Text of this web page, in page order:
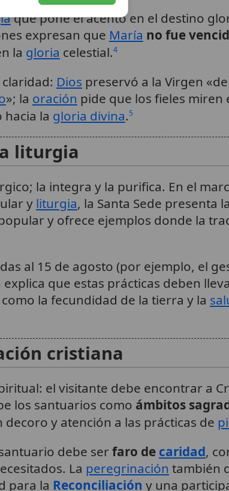
que pone el acento en el destino
expresan que María no fue
la gloria celestial.4
Dios preservó a la Virgen
»; la oración pide que los fieles miren
hacia la gloria divina.5
liturgia
la integra y la purifica. En el
y liturgia, la Santa Sede presenta
y ofrece ejemplos donde la
al 15 de agosto (por ejemplo, el
que estas prácticas deben
la fecundidad de la tierra y la
cristiana
el visitante debe encontrar a
los santuarios como ámbitos
y atención a las prácticas de
debe ser faro de caridad,
La peregrinación también
para la Reconciliación y una